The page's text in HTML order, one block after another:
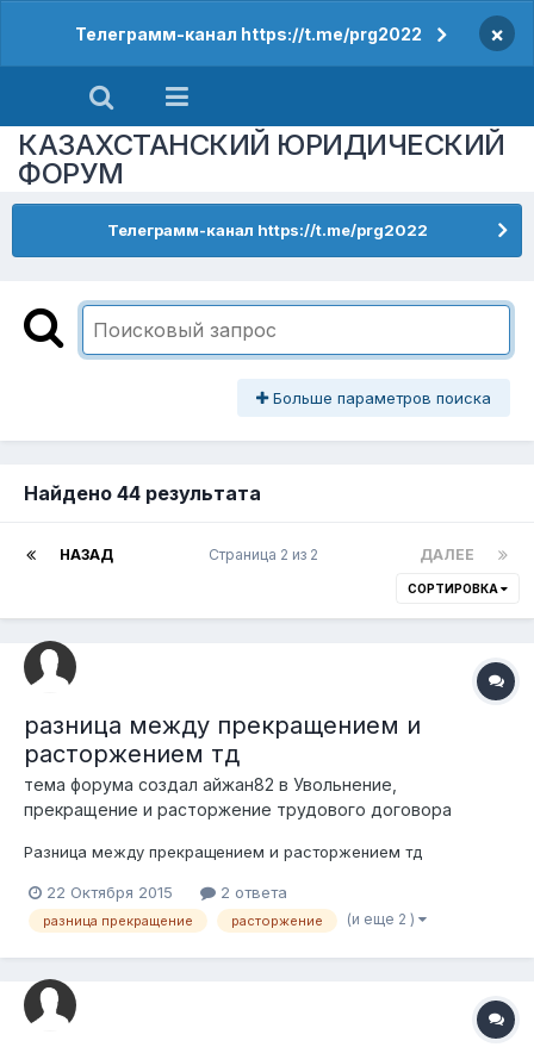
Телеграмм-канал https://t.me/prg2022 ×
КАЗАХСТАНСКИЙ ЮРИДИЧЕСКИЙ
ФОРУМ
Телеграмм-канал https://t.me/prg2022
Больше параметров поиска
Найдено 44 результата
НАЗАД ДАЛЕЕ
Страница 2 из 2
СОРТИРОВКА
разница между прекращением и
расторжением тд
тема форума создал айжан82 в Увольнение,
прекращение и расторжение трудового договора
Разница между прекращением и расторжением тд
22 Октября 2015 2 ответа
разница прекращение расторжение (и еще 2 )